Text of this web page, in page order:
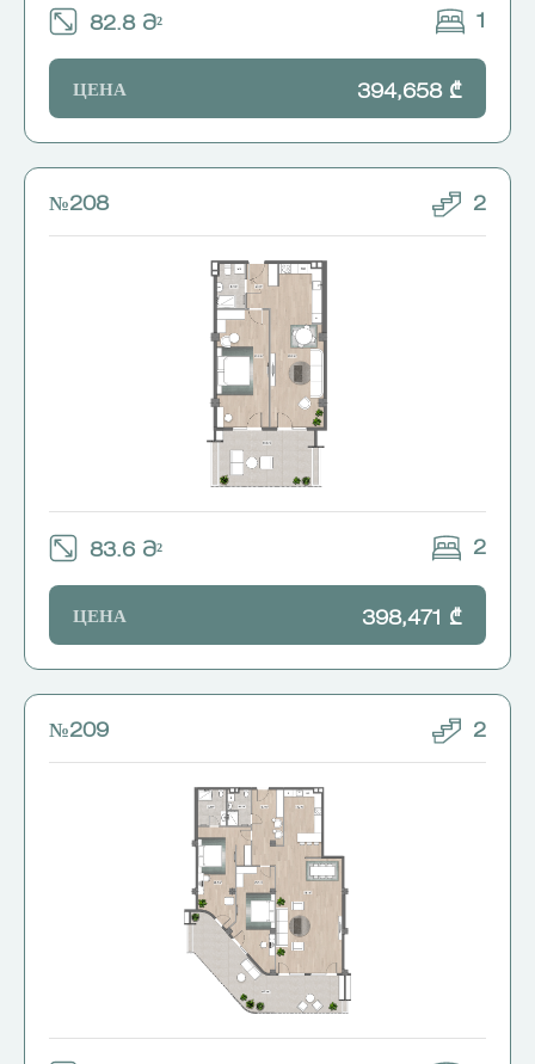
82.8 Მ² 1
ЦЕНА 394,658 ₾
№208 2
83.6 Მ² 2
ЦЕНА 398,471 ₾
№209 2